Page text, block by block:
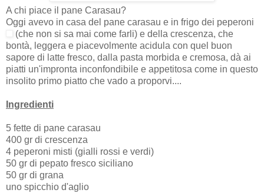
A chi piace il pane Carasau?
Oggi avevo in casa del pane carasau e in frigo dei peperoni
(che non si sa mai come farli) e della crescenza, che
bontà, leggera e piacevolmente acidula con quel buon
sapore di latte fresco, dalla pasta morbida e cremosa, dà ai
piatti un'impronta inconfondibile e appetitosa come in questo
insolito primo piatto che vado a proporvi....
Ingredienti
5 fette di pane carasau
400 gr di crescenza
4 peperoni misti (gialli rossi e verdi)
50 gr di pepato fresco siciliano
50 gr di grana
uno spicchio d'aglio